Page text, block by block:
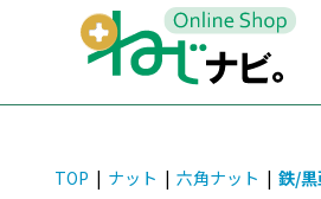
TOP | ナット | 六角ナット | 鉄/